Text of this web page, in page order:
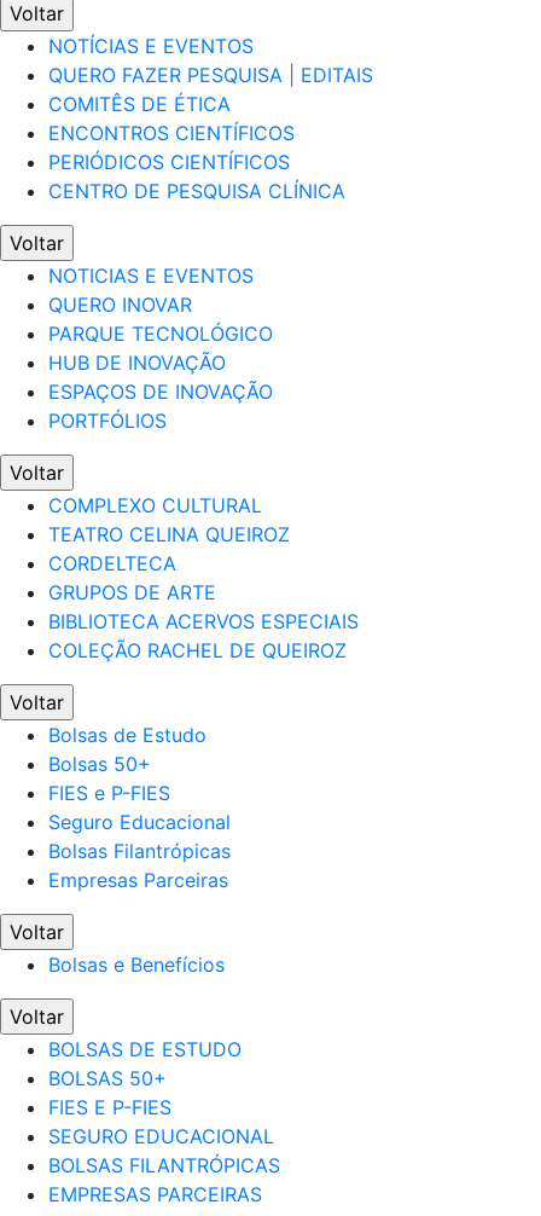
Voltar
NOTÍCIAS E EVENTOS
QUERO FAZER PESQUISA | EDITAIS
COMITÊS DE ÉTICA
ENCONTROS CIENTÍFICOS
PERIÓDICOS CIENTÍFICOS
CENTRO DE PESQUISA CLÍNICA
Voltar
NOTICIAS E EVENTOS
QUERO INOVAR
PARQUE TECNOLÓGICO
HUB DE INOVAÇÃO
ESPAÇOS DE INOVAÇÃO
PORTFÓLIOS
Voltar
COMPLEXO CULTURAL
TEATRO CELINA QUEIROZ
CORDELTECA
GRUPOS DE ARTE
BIBLIOTECA ACERVOS ESPECIAIS
COLEÇÃO RACHEL DE QUEIROZ
Voltar
Bolsas de Estudo
Bolsas 50+
FIES e P-FIES
Seguro Educacional
Bolsas Filantrópicas
Empresas Parceiras
Voltar
Bolsas e Benefícios
Voltar
BOLSAS DE ESTUDO
BOLSAS 50+
FIES E P-FIES
SEGURO EDUCACIONAL
BOLSAS FILANTRÓPICAS
EMPRESAS PARCEIRAS